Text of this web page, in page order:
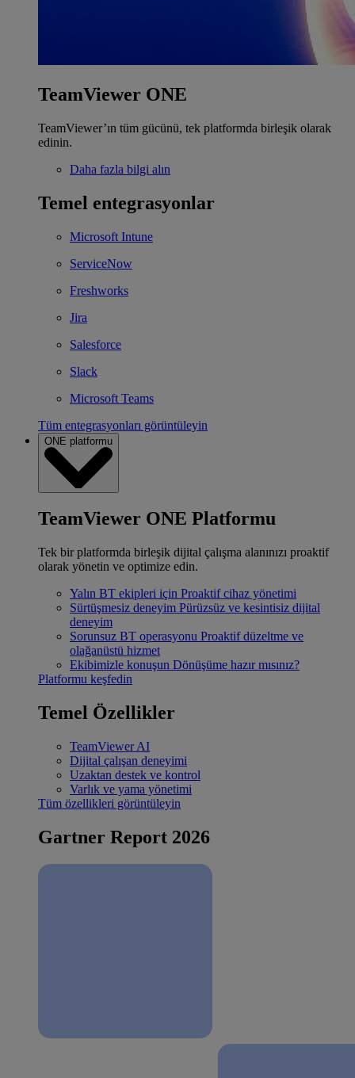
TeamViewer ONE
TeamViewer’ın tüm gücünü, tek platformda birleşik olarak
edinin.
Daha fazla bilgi alın
Temel entegrasyonlar
Microsoft Intune
ServiceNow
Freshworks
Jira
Salesforce
Slack
Microsoft Teams
Tüm entegrasyonları görüntüleyin
ONE platformu
TeamViewer ONE Platformu
Tek bir platformda birleşik dijital çalışma alanınızı proaktif
olarak yönetin ve optimize edin.
Yalın BT ekipleri için Proaktif cihaz yönetimi
Sürtüşmesiz deneyim Pürüzsüz ve kesintisiz dijital
deneyim
Sorunsuz BT operasyonu Proaktif düzeltme ve
olağanüstü hizmet
Ekibimizle konuşun Dönüşüme hazır mısınız?
Platformu keşfedin
Temel Özellikler
TeamViewer AI
Dijital çalışan deneyimi
Uzaktan destek ve kontrol
Varlık ve yama yönetimi
Tüm özellikleri görüntüleyin
Gartner Report 2026